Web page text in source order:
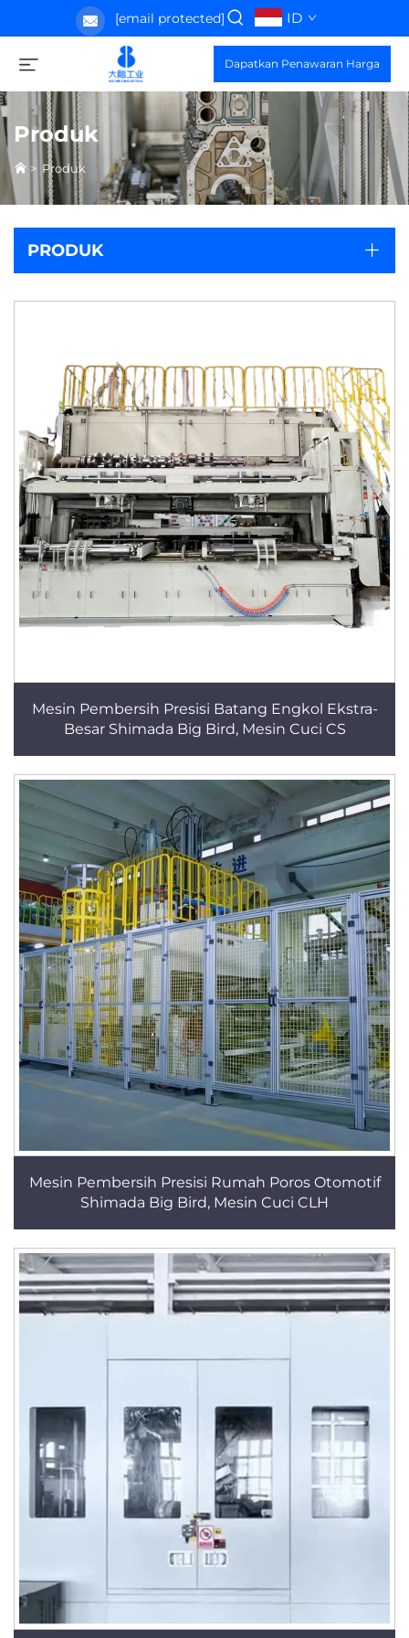
[email protected] ID
Dapatkan Penawaran Harga
Produk
> Produk
PRODUK
Mesin Pembersih Presisi Batang Engkol Ekstra-
Besar Shimada Big Bird, Mesin Cuci CS
Mesin Pembersih Presisi Rumah Poros Otomotif
Shimada Big Bird, Mesin Cuci CLH